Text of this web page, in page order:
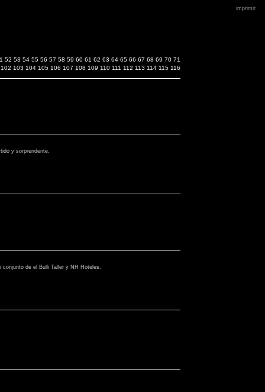
imprimir
52 53 54 55 56 57 58 59 60 61 62 63 64 65 66 67 68 69 70 71
102 103 104 105 106 107 108 109 110 111 112 113 114 115 116
y sorprendente.
de el Bulli Taller y NH Hoteles.